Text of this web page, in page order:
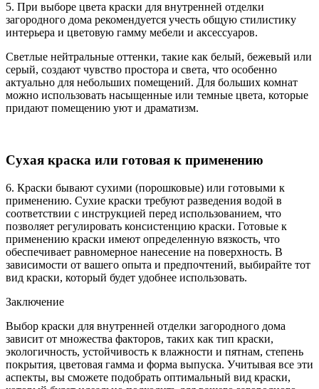
5. При выборе цвета краски для внутренней отделки
загородного дома рекомендуется учесть общую стилистику
интерьера и цветовую гамму мебели и аксессуаров.
Светлые нейтральные оттенки, такие как белый, бежевый или
серый, создают чувство простора и света, что особенно
актуально для небольших помещений. Для больших комнат
можно использовать насыщенные или темные цвета, которые
придают помещению уют и драматизм.
Сухая краска или готовая к применению
6. Краски бывают сухими (порошковые) или готовыми к
применению. Сухие краски требуют разведения водой в
соответствии с инструкцией перед использованием, что
позволяет регулировать консистенцию краски. Готовые к
применению краски имеют определенную вязкость, что
обеспечивает равномерное нанесение на поверхность. В
зависимости от вашего опыта и предпочтений, выбирайте тот
вид краски, который будет удобнее использовать.
Заключение
Выбор краски для внутренней отделки загородного дома
зависит от множества факторов, таких как тип краски,
экологичность, устойчивость к влажности и пятнам, степень
покрытия, цветовая гамма и форма выпуска. Учитывая все эти
аспекты, вы сможете подобрать оптимальный вид краски,